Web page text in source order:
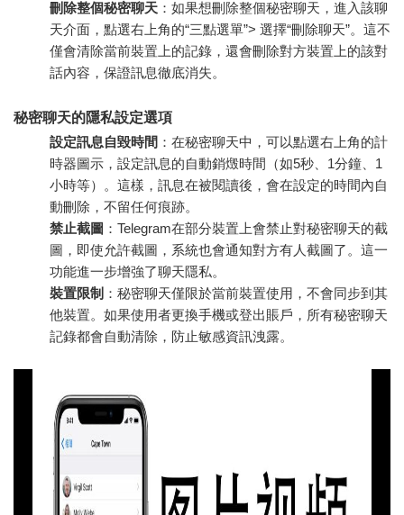
刪除整個秘密聊天 ：如果想刪除整個秘密聊天，進入該聊
天介面，點選右上角的“三點選單”> 選擇“刪除聊天”。這不
僅會清除當前裝置上的記錄，還會刪除對方裝置上的該對
話內容，保證訊息徹底消失。
秘密聊天的隱私設定選項
設定訊息自毀時間 ：在秘密聊天中，可以點選右上角的計
時器圖示，設定訊息的自動銷燬時間（如5秒、1分鐘、1
小時等）。這樣，訊息在被閱讀後，會在設定的時間內自
動刪除，不留任何痕跡。
禁止截圖 ：Telegram在部分裝置上會禁止對秘密聊天的截
圖，即使允許截圖，系統也會通知對方有人截圖了。這一
功能進一步增強了聊天隱私。
裝置限制 ：秘密聊天僅限於當前裝置使用，不會同步到其
他裝置。如果使用者更換手機或登出賬戶，所有秘密聊天
記錄都會自動清除，防止敏感資訊洩露。